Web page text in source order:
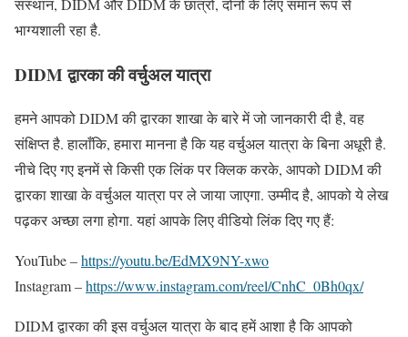
संस्थान, DIDM और DIDM के छात्रों, दोनों के लिए समान रूप से
भाग्यशाली रहा है.
DIDM द्वारका की वर्चुअल यात्रा
हमने आपको DIDM की द्वारका शाखा के बारे में जो जानकारी दी है, वह
संक्षिप्त है. हालाँकि, हमारा मानना ​​है कि यह वर्चुअल यात्रा के बिना अधूरी है.
नीचे दिए गए इनमें से किसी एक लिंक पर क्लिक करके, आपको DIDM की
द्वारका शाखा के वर्चुअल यात्रा पर ले जाया जाएगा. उम्मीद है, आपको ये लेख
पढ़कर अच्छा लगा होगा. यहां आपके लिए वीडियो लिंक दिए गए हैं:
YouTube –https://youtu.be/EdMX9NY-xwo
Instagram –https://www.instagram.com/reel/CnhC_0Bh0qx/
DIDM द्वारका की इस वर्चुअल यात्रा के बाद हमें आशा है कि आपको